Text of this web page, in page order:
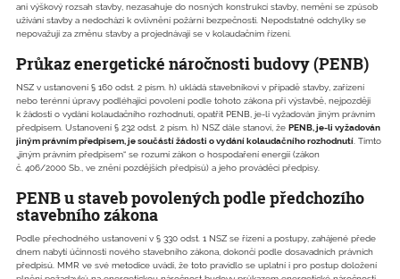
ani výškový rozsah stavby, nezasahuje do nosných konstrukcí stavby, nemění se způsob
užívání stavby a nedochází k ovlivnění požární bezpečnosti. Nepodstatné odchylky se
nepovažují za změnu stavby a projednávají se v kolaudačním řízení.
Průkaz energetické náročnosti budovy (PENB)
NSZ v ustanovení § 160 odst. 2 písm. h) ukládá stavebníkovi v případě stavby, zařízení
nebo terénní úpravy podléhající povolení podle tohoto zákona při výstavbě, nejpozději
k žádosti o vydání kolaudačního rozhodnutí, opatřit PENB, je-li vyžadován jiným právním
předpisem. Ustanovení § 232 odst. 2 písm. h) NSZ dále stanoví, že PENB, je-li vyžadován
jiným právním předpisem, je součástí žádosti o vydání kolaudačního rozhodnutí . Tímto
„jiným právním předpisem“ se rozumí zákon o hospodaření energií (zákon
č. 406/2000 Sb., ve znění pozdějších předpisů) a jeho prováděcí předpisy.
PENB u staveb povolených podle předchozího
stavebního zákona
Podle přechodného ustanovení v § 330 odst. 1 NSZ se řízení a postupy, zahájené přede
dnem nabytí účinnosti nového stavebního zákona, dokončí podle dosavadních právních
předpisů. MMR ve své metodice uvádí, že toto pravidlo se uplatní i pro postup doložení